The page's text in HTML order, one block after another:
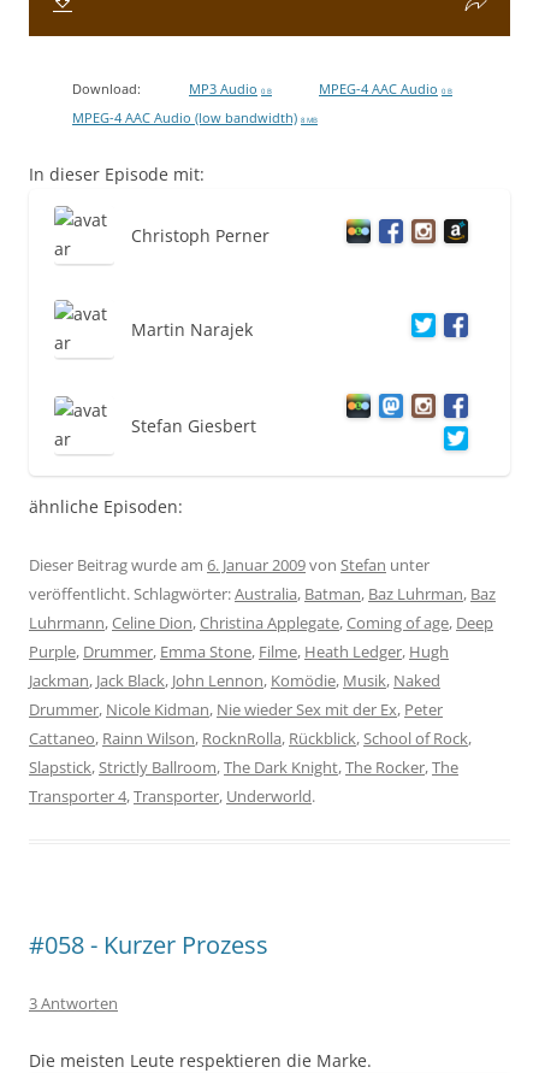
Download: MP3 Audio 0 B MPEG-4 AAC Audio 0 B
MPEG-4 AAC Audio (low bandwidth) 8 MB
In dieser Episode mit:
Christoph Perner
Martin Narajek
Stefan Giesbert
ähnliche Episoden:
Dieser Beitrag wurde am 6. Januar 2009von Stefan unter
veröffentlicht. Schlagwörter:Australia, Batman, Baz Luhrman, Baz
Luhrmann,Celine Dion,Christina Applegate,Coming of age, Deep
Purple, Drummer, Emma Stone, Filme, Heath Ledger, Hugh
Jackman, Jack Black, John Lennon, Komödie, Musik, Naked
Drummer, Nicole Kidman, Nie wieder Sex mit der Ex, Peter
Cattaneo, Rainn Wilson, RocknRolla, Rückblick,School of Rock,
Slapstick,Strictly Ballroom,The Dark Knight,The Rocker,The
Transporter 4,Transporter, Underworld.
#058 - Kurzer Prozess
3 Antworten
Die meisten Leute respektieren die Marke.